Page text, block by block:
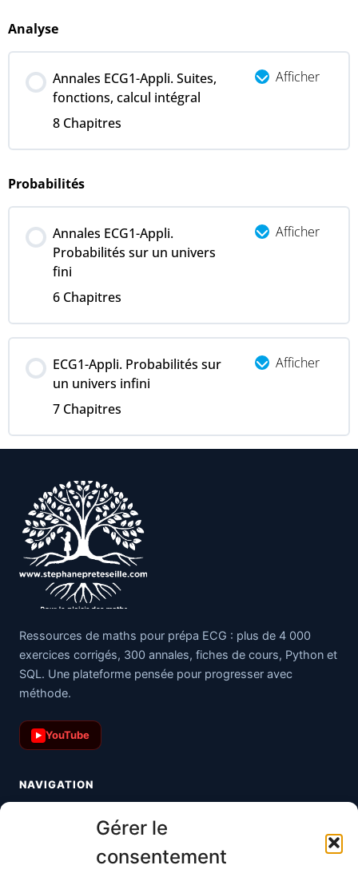
Gérer le
consentement
Analyse
Annales ECG1-Appli. Suites,
fonctions, calcul intégral
8 Chapitres
Afficher
Probabilités
Annales ECG1-Appli.
Probabilités sur un univers
fini
6 Chapitres
Afficher
ECG1-Appli. Probabilités sur
un univers infini
7 Chapitres
Afficher
Ressources de maths pour prépa ECG : plus de 4 000
exercices corrigés, 300 annales, fiches de cours, Python et
SQL. Une plateforme pensée pour progresser avec
méthode.
▶ YouTube
NAVIGATION
Toutes les maths